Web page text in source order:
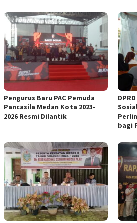
Pengurus Baru PAC Pemuda
Pancasila Medan Kota 2023-
2026 Resmi Dilantik
bagi